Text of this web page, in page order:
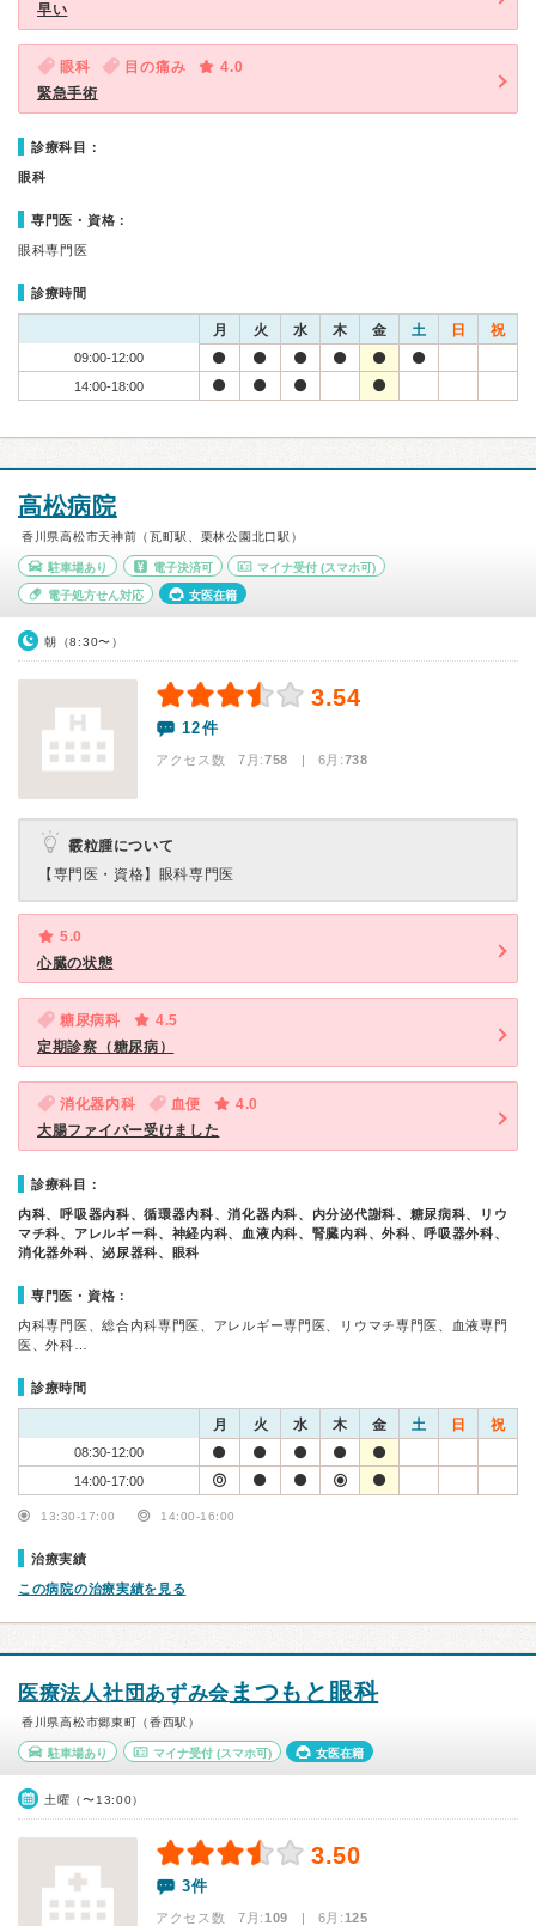
早い
眼科 目の痛み
4.0
緊急手術
診療科目：
眼科
専門医・資格：
眼科専門医
診療時間
月 火 水 木 金 土 日 祝
09:00-12:00
14:00-18:00
高松病院
香川県高松市天神前（瓦町駅、栗林公園北口駅）
駐車場あり 電子決済可 マイナ受付 (スマホ可)
電子処方せん対応 女医在籍
朝（8:30〜）
3.54
12件
アクセス数 7月:758 | 6月:738
霰粒腫について
【専門医・資格】 眼科専門医
5.0
心臓の状態
糖尿病科
4.5
定期診察（糖尿病）
消化器内科 血便
4.0
大腸ファイバー受けました
診療科目：
内科、呼吸器内科、循環器内科、消化器内科、内分泌代謝科、糖尿病科、リウ
マチ科、アレルギー科、神経内科、血液内科、腎臓内科、外科、呼吸器外科、
消化器外科、泌尿器科、眼科
専門医・資格：
内科専門医、総合内科専門医、アレルギー専門医、リウマチ専門医、血液専門
医、外科…
診療時間
月 火 水 木 金 土 日 祝
08:30-12:00
14:00-17:00
13:30-17:00 14:00-16:00
治療実績
この病院の治療実績を見る
医療法人社団あずみ会 まつもと眼科
香川県高松市郷東町（香西駅）
駐車場あり マイナ受付(スマホ可) 女医在籍
土曜（〜13:00）
3.50
3件
アクセス数 7月:109 | 6月:125